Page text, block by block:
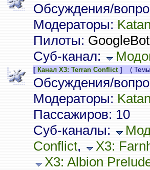
Обсуждения/
Модераторы:
Пилоты: GoogleBot
Суб-канал:
[ Канал X3: Terran Conflict] (
Обсуждения/
Модераторы:
Пассажиров: 10
Суб-каналы:
Conflict, X3:
X3: Albion